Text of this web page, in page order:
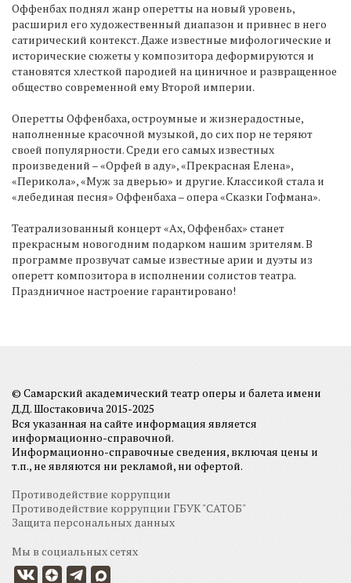
Оффенбах поднял жанр оперетты на новый уровень,
расширил его художественный диапазон и привнес в него
сатирический контекст. Даже известные мифологические и
исторические сюжеты у композитора деформируются и
становятся хлесткой пародией на циничное и развращенное
общество современной ему Второй империи.
Оперетты Оффенбаха, остроумные и жизнерадостные,
наполненные красочной музыкой, до сих пор не теряют
своей популярности. Среди его самых известных
произведений – «Орфей в аду», «Прекрасная Елена»,
«Перикола», «Муж за дверью» и другие. Классикой стала и
«лебединая песня» Оффенбаха – опера «Сказки Гофмана».
Театрализованный концерт «Ах, Оффенбах» станет
прекрасным новогодним подарком нашим зрителям. В
программе прозвучат самые известные арии и дуэты из
оперетт композитора в исполнении солистов театра.
Праздничное настроение гарантировано!
© Самарский академический театр оперы и балета имени
Д.Д. Шостаковича 2015-2025
Вся указанная на сайте информация является
информационно-справочной.
Информационно-справочные сведения, включая цены и
т.п., не являются ни рекламой, ни офертой.
Противодействие коррупции
Противодействие коррупции ГБУК "САТОБ"
Защита персональных данных
Мы в социальных сетях